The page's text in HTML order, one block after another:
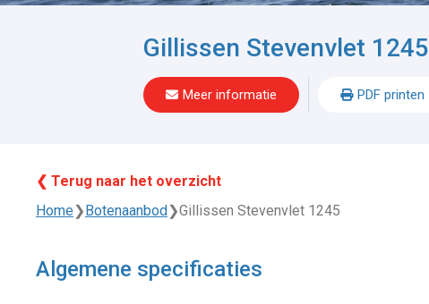
Gillissen Stevenvlet 1245
Meer informatie PDF printen
❮ Terug naar het overzicht
Home❯Botenaanbod❯Gillissen Stevenvlet 1245
Algemene specificaties